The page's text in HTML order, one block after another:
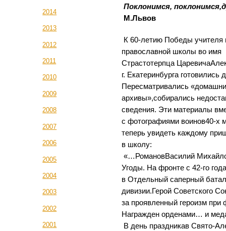
2014
2013
2012
2011
2010
2009
2008
2007
2006
2005
2004
2003
2002
2001
Поклонимся,
М.Львов
К 60-летию Победы учителя
православной школы во имя
Страстотерпца
г. Екатеринбурга готовились
Пересматривались
архивы»,собирались
сведения. Эти материалы
с фотографиями воинов40-х
теперь увидеть каждому
в школу:
«…РомановВасилий
Угоды. На фронте с 42-го
в Отдельный саперный
дивизии.Герой Советского
за проявленный героизм при
Награжден орденами… и
В день праздникав Свято-